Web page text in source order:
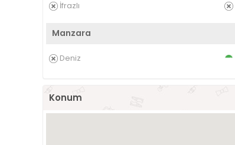
İfrazlı
Manzara
Deniz
Konum